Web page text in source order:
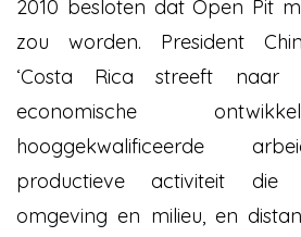
2010 besloten dat Open Pit
zou worden. President
‘Costa Rica streeft
economische
hooggekwalificeerde
productieve activiteit die
omgeving en milieu, en